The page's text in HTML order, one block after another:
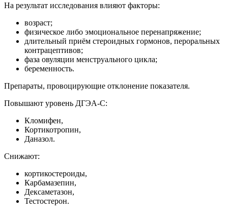
На результат исследования влияют факторы:
возраст;
физическое либо эмоциональное перенапряжение;
длительный приём стероидных гормонов, пероральных
контрацептивов;
фаза овуляции менструального цикла;
беременность.
Препараты, провоцирующие отклонение показателя.
Повышают уровень ДГЭА-С:
Кломифен,
Кортикотропин,
Даназол.
Снижают:
кортикостероиды,
Карбамазепин,
Дексаметазон,
Тестостерон.